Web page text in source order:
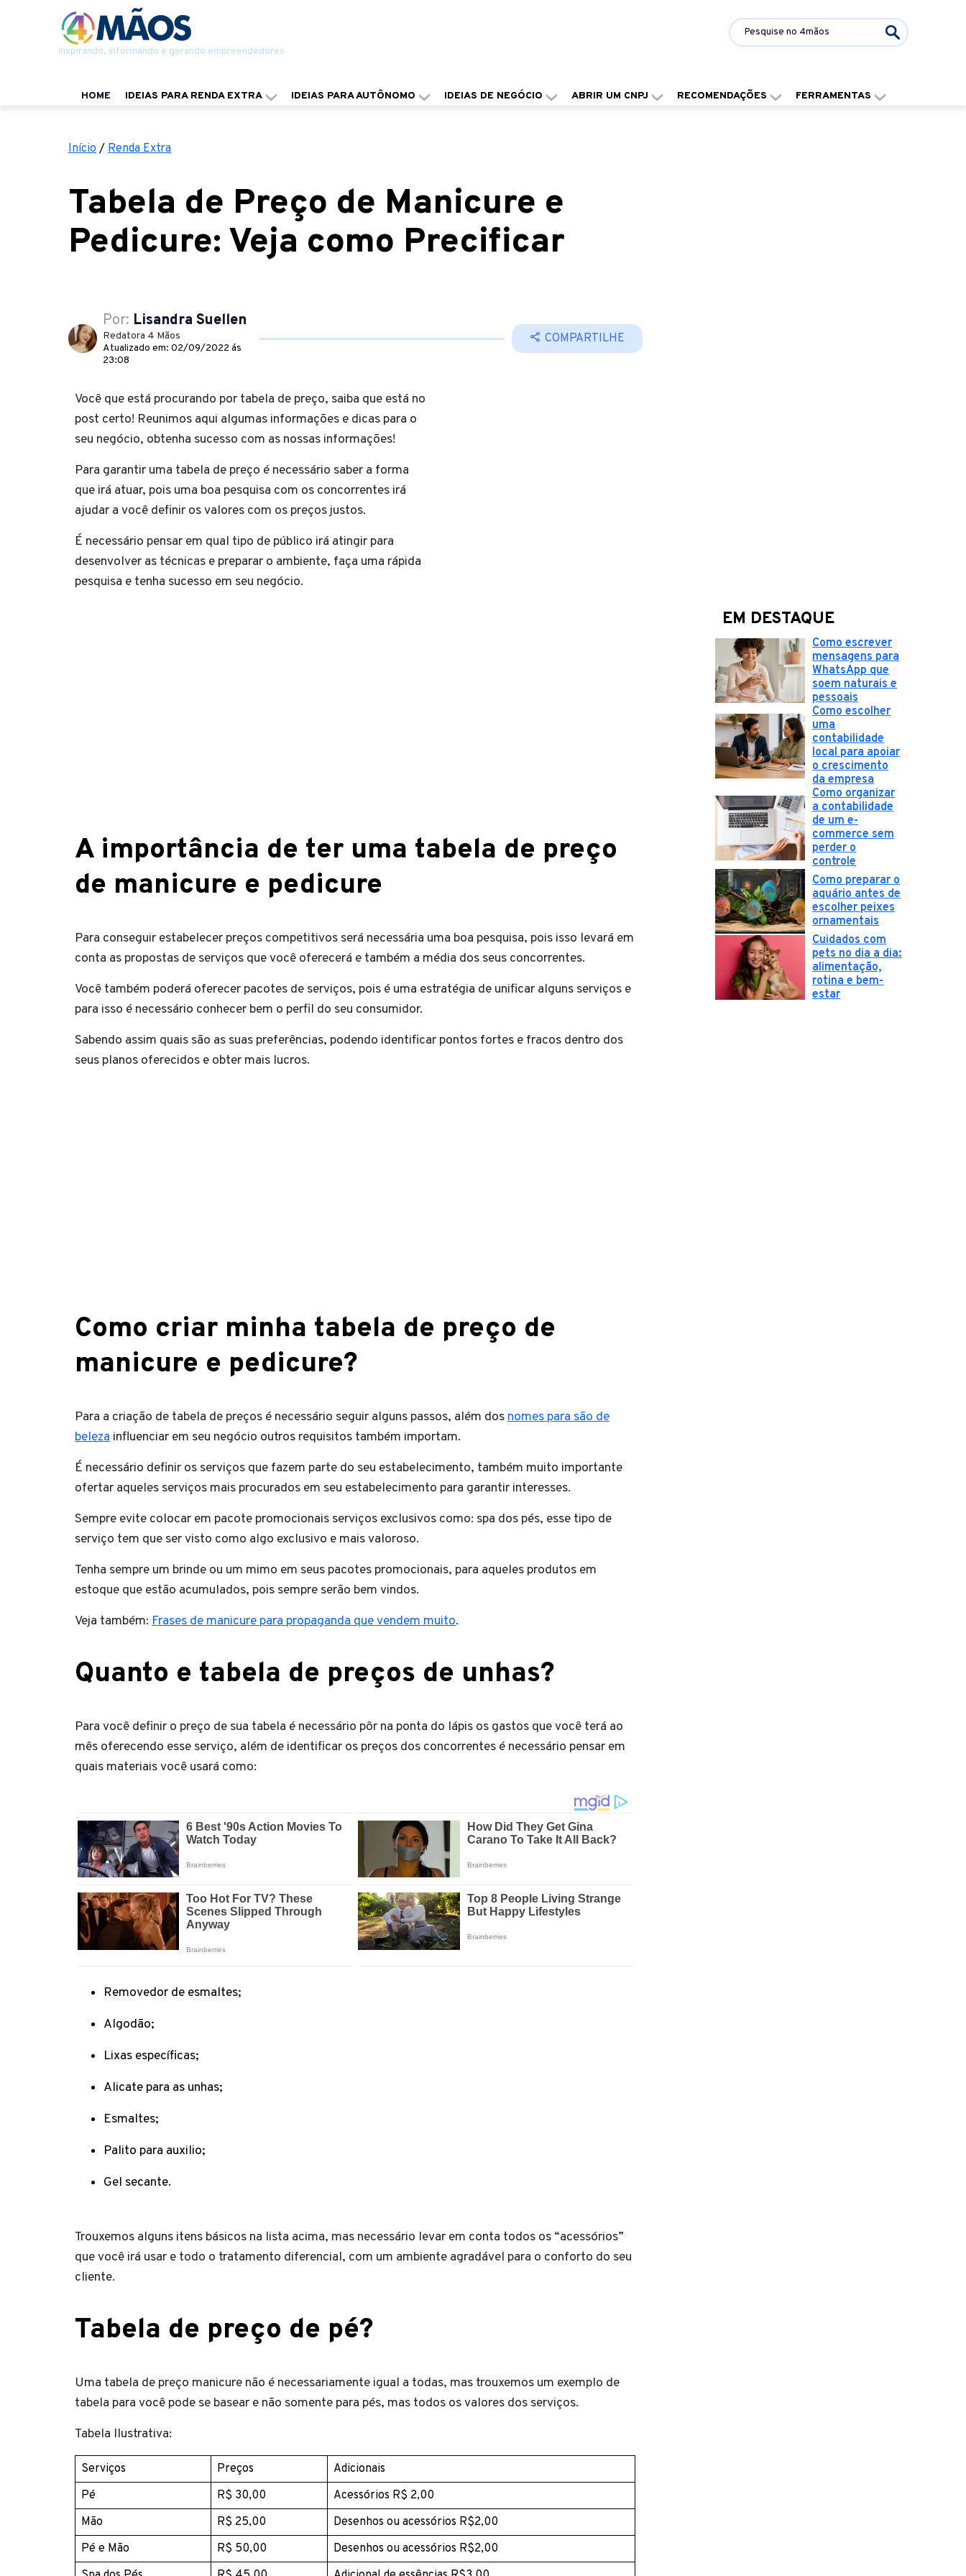
Inspirando, informando e gerando empreendedores
HOME IDEIAS PARA RENDA EXTRA IDEIAS PARA AUTÔNOMO IDEIAS DE NEGÓCIO ABRIR UM CNPJ RECOMENDAÇÕES FERRAMENTAS
Início / Renda Extra
Tabela de Preço de Manicure e
Pedicure: Veja como Precificar
Por: Lisandra Suellen
Redatora 4 Mãos
Atualizado em: 02/09/2022 ás
23:08
COMPARTILHE
Você que está procurando por tabela de preço, saiba que está no
post certo! Reunimos aqui algumas informações e dicas para o
seu negócio, obtenha sucesso com as nossas informações!
Para garantir uma tabela de preço é necessário saber a forma
que irá atuar, pois uma boa pesquisa com os concorrentes irá
ajudar a você definir os valores com os preços justos.
É necessário pensar em qual tipo de público irá atingir para
desenvolver as técnicas e preparar o ambiente, faça uma rápida
pesquisa e tenha sucesso em seu negócio.
A importância de ter uma tabela de preço
de manicure e pedicure
Para conseguir estabelecer preços competitivos será necessária uma boa pesquisa, pois isso levará em
conta as propostas de serviços que você oferecerá e também a média dos seus concorrentes.
Você também poderá oferecer pacotes de serviços, pois é uma estratégia de unificar alguns serviços e
para isso é necessário conhecer bem o perfil do seu consumidor.
Sabendo assim quais são as suas preferências, podendo identificar pontos fortes e fracos dentro dos
seus planos oferecidos e obter mais lucros.
Como criar minha tabela de preço de
manicure e pedicure?
Para a criação de tabela de preços é necessário seguir alguns passos, além dos nomes para são de
beleza influenciar em seu negócio outros requisitos também importam.
É necessário definir os serviços que fazem parte do seu estabelecimento, também muito importante
ofertar aqueles serviços mais procurados em seu estabelecimento para garantir interesses.
Sempre evite colocar em pacote promocionais serviços exclusivos como: spa dos pés, esse tipo de
serviço tem que ser visto como algo exclusivo e mais valoroso.
Tenha sempre um brinde ou um mimo em seus pacotes promocionais, para aqueles produtos em
estoque que estão acumulados, pois sempre serão bem vindos.
Veja também: Frases de manicure para propaganda que vendem muito.
Quanto e tabela de preços de unhas?
Para você definir o preço de sua tabela é necessário pôr na ponta do lápis os gastos que você terá ao
mês oferecendo esse serviço, além de identificar os preços dos concorrentes é necessário pensar em
quais materiais você usará como:
Removedor de esmaltes;
Algodão;
Lixas específicas;
Alicate para as unhas;
Esmaltes;
Palito para auxilio;
Gel secante.
Trouxemos alguns itens básicos na lista acima, mas necessário levar em conta todos os “acessórios”
que você irá usar e todo o tratamento diferencial, com um ambiente agradável para o conforto do seu
cliente.
Tabela de preço de pé?
Uma tabela de preço manicure não é necessariamente igual a todas, mas trouxemos um exemplo de
tabela para você pode se basear e não somente para pés, mas todos os valores dos serviços.
Tabela Ilustrativa:
Serviços Preços
Adicionais
Pé
R$ 30,00
Acessórios R$ 2,00
Mão
R$ 25,00
Desenhos ou acessórios R$2,00
Pé e Mão
R$ 50,00
Desenhos ou acessórios R$2,00
EM DESTAQUE
Como escrever
mensagens para
WhatsApp que
soem naturais e
pessoais
Como escolher
uma
contabilidade
local para apoiar
o crescimento
da empresa
Como organizar
a contabilidade
de um e-
commerce sem
perder o
controle
Como preparar o
aquário antes de
escolher peixes
ornamentais
Cuidados com
pets no dia a dia:
alimentação,
rotina e bem-
estar